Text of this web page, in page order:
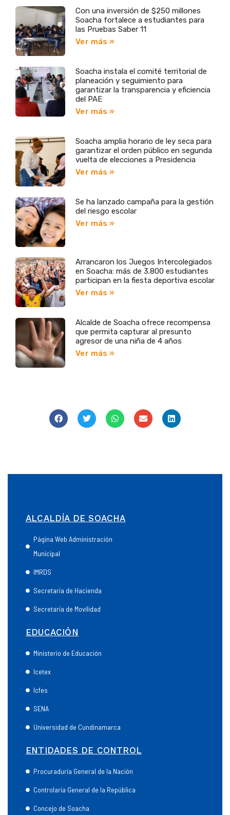
Con una inversión de $250 millones
Soacha fortalece a estudiantes para
las Pruebas Saber 11
Ver más »
Soacha instala el comité territorial de
planeación y seguimiento para
garantizar la transparencia y eficiencia
del PAE
Ver más »
Soacha amplia horario de ley seca para
garantizar el orden público en segunda
vuelta de elecciones a Presidencia
Ver más »
Se ha lanzado campaña para la gestión
del riesgo escolar
Ver más »
Arrancaron los Juegos Intercolegiados
en Soacha: más de 3.800 estudiantes
participan en la fiesta deportiva escolar
Ver más »
Alcalde de Soacha ofrece recompensa
que permita capturar al presunto
agresor de una niña de 4 años
Ver más »
ALCALDÍA DE SOACHA
Página Web Administración
Municipal
IMRDS
Secretaría de Hacienda
Secretaría de Movilidad
EDUCACIÓN
Ministerio de Educación
Icetex
Icfes
SENA
Universidad de Cundinamarca
ENTIDADES DE CONTROL
Procuraduría General de la Nación
Controlaría General de la República
Concejo de Soacha